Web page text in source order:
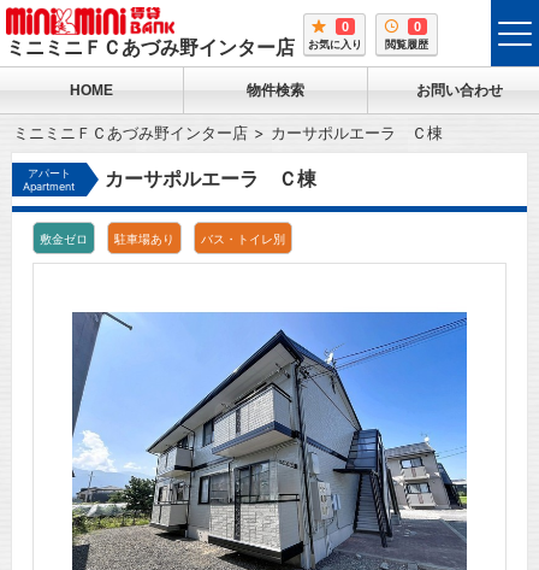
ミニミニＦＣあづみ野インター店
0
お気に入り
0
閲覧履歴
HOME 物件検索 お問い合わせ
ミニミニＦＣあづみ野インター店 カーサポルエーラ Ｃ棟
アパート
Apartment
カーサポルエーラ Ｃ棟
敷金ゼロ 駐車場あり バス・トイレ別